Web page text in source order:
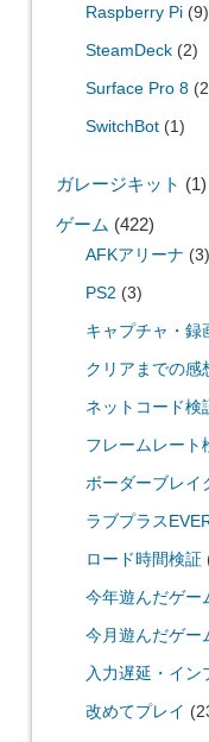
Raspberry Pi(9)
SteamDeck(2)
Surface Pro 8
SwitchBot(1)
ガレージキット (1)
ゲーム (422)
AFKアリーナ (3)
PS2 (3)
キャプチャ・録
クリアまでの感
ネットコード検
フレームレート
ボーダーブレイ
ラブプラス
ロード時間検証
今年遊んだゲー
今月遊んだゲー
入力遅延・イン
改めてプレイ